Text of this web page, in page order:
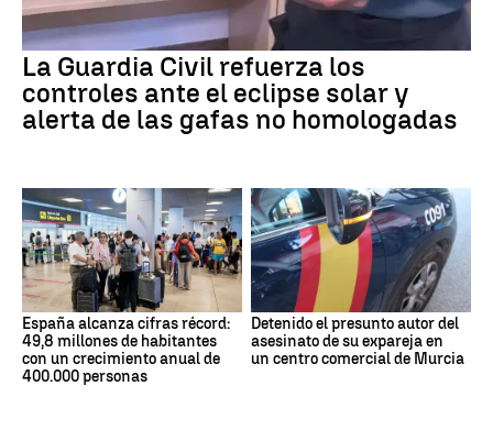
La Guardia Civil refuerza los
controles ante el eclipse solar y
alerta de las gafas no homologadas
España alcanza cifras récord:
49,8 millones de habitantes
con un crecimiento anual de
400.000 personas
Detenido el presunto autor del
asesinato de su expareja en
un centro comercial de Murcia